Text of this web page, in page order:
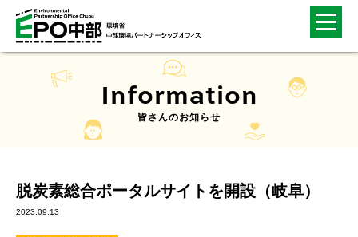
Information
皆さんのお知らせ
脱炭素総合ポータルサイトを開設（岐阜）
2023.09.13